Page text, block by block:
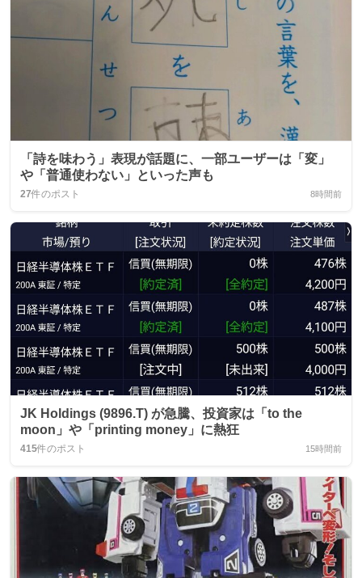
「詩を味わう」表現が話題に、一部ユーザーは「変」
や「普通使わない」といった声も
27件のポスト 8時間前
JK Holdings (9896.T) が急騰、投資家は「to the
moon」や「printing money」に熱狂
415件のポスト 15時間前